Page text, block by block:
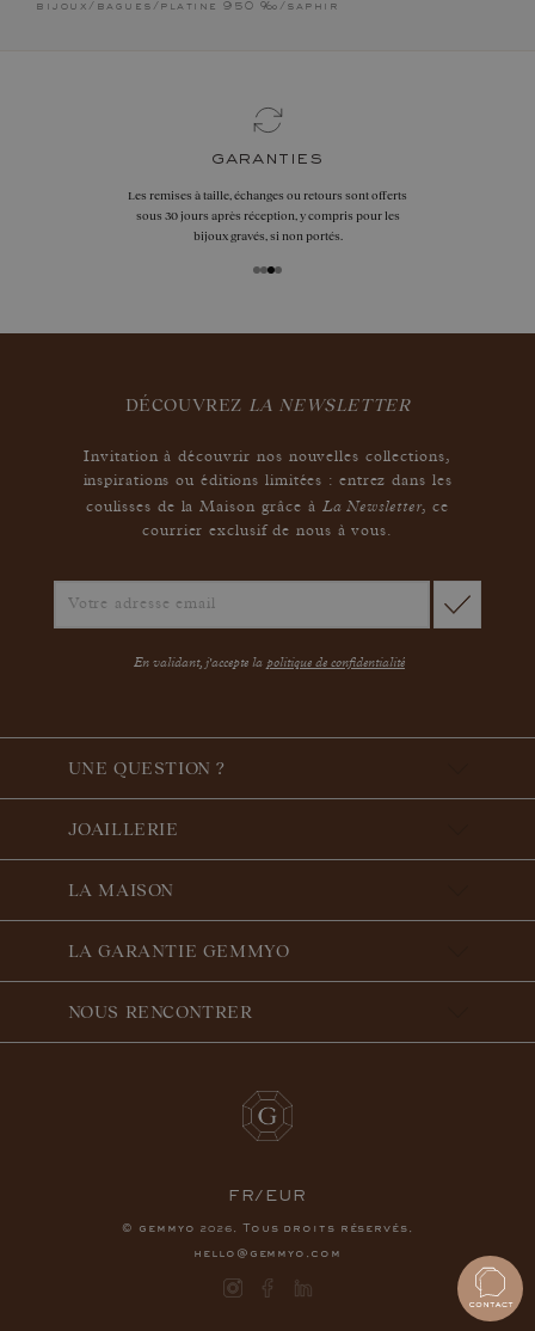
bijoux / bagues / platine 950 ‰ / saphir
garanties
Les remises à taille, échanges ou retours sont offerts
sous 30 jours après réception, y compris pour les
bijoux gravés, si non portés.
DÉCOUVREZ LA NEWSLETTER
Invitation à découvrir nos nouvelles collections,
inspirations ou éditions limitées : entrez dans les
coulisses de la Maison grâce à La Newsletter,ce
courrier exclusif de nous à vous.
En validant, j'accepte la politique de confidentialité
UNE QUESTION ?
JOAILLERIE
LA MAISON
LA GARANTIE GEMMYO
NOUS RENCONTRER
FR/EUR
© gemmyo 2026 . Tous droits réservés.
hello@gemmyo.com